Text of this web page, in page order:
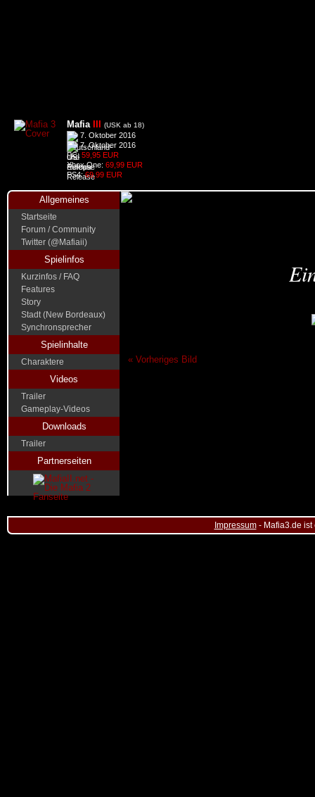
Mafia (USK ab 18)
7. Oktober 2016
7. Oktober 2016
PC: 59,95 EUR
Xbox One: 69,99 EUR
PS4:69,99 EUR
Allgemeines
Startseite
Forum / Community
Twitter (@Mafiaii)
Spielinfos
Kurzinfos / FAQ
Features
Story
Stadt (New Bordeaux)
Synchronsprecher
Spielinhalte
Charaktere
Videos
Trailer
Gameplay-Videos
Downloads
Trailer
Partnerseiten
« Vorheriges Bild
Impressum- Mafia3.de ist